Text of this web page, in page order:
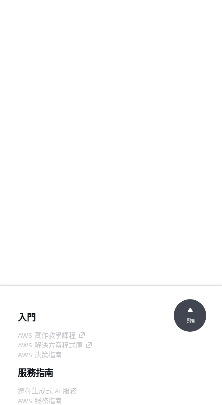
入門
AWS 實作教學課程
AWS 解決方案程式庫
AWS 決策指南
服務指南
選擇生成式 AI 服務
AWS 服務指南
頂端